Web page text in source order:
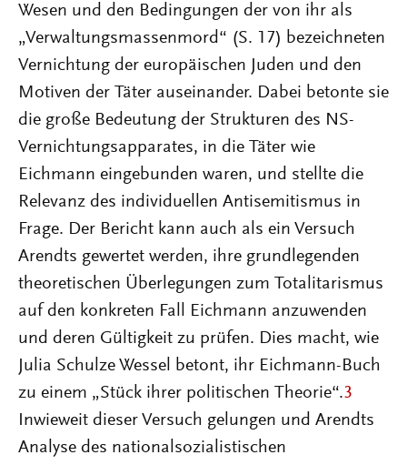
Wesen und den Bedingungen der von ihr als
„Verwaltungsmassenmord“ (S. 17) bezeichneten
Vernichtung der europäischen Juden und den
Motiven der Täter auseinander. Dabei betonte sie
die große Bedeutung der Strukturen des NS-
Vernichtungsapparates, in die Täter wie
Eichmann eingebunden waren, und stellte die
Relevanz des individuellen Antisemitismus in
Frage. Der Bericht kann auch als ein Versuch
Arendts gewertet werden, ihre grundlegenden
theoretischen Überlegungen zum Totalitarismus
auf den konkreten Fall Eichmann anzuwenden
und deren Gültigkeit zu prüfen. Dies macht, wie
Julia Schulze Wessel betont, ihr Eichmann-Buch
zu einem „Stück ihrer politischen Theorie“.3
Inwieweit dieser Versuch gelungen und Arendts
Analyse des nationalsozialistischen